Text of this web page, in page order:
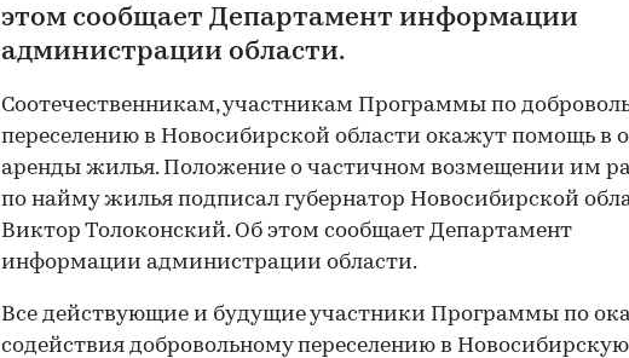
этом сообщает Департамент информации
администрации области.
Соотечественникам, участникам Программы по
переселению в Новосибирской области окажут помощь в
аренды жилья. Положение о частичном возмещении им
по найму жилья подписал губернатор Новосибирской
Виктор Толоконский. Об этом сообщает Департамент
информации администрации области.
Все действующие и будущие участники Программы по
содействия добровольному переселению в Новосибирскую